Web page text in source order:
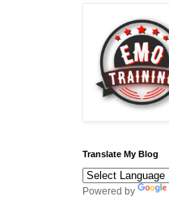
Translate My Blog
Powered by